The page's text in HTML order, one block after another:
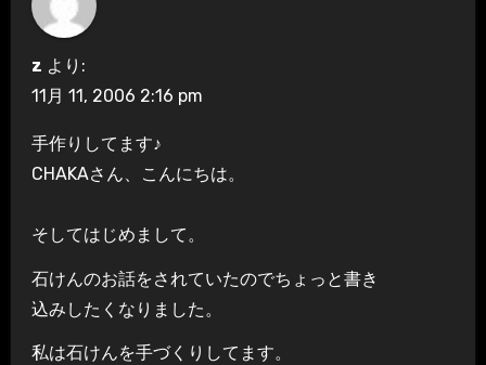
z より:
11月 11, 2006 2:16 pm
手作りしてます♪
CHAKAさん、こんにちは。
そしてはじめまして。
石けんのお話をされていたのでちょっと書き
込みしたくなりました。
私は石けんを手づくりしてます。